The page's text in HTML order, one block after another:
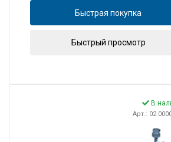
Быстрая покупка
Быстрый просмотр
В
Арт.: